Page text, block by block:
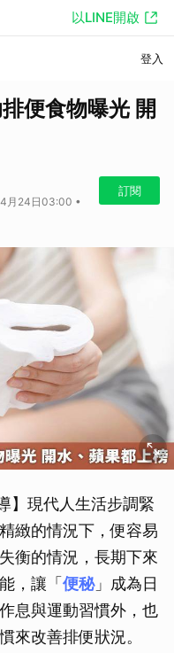
以LINE開啟
登入
便食物曝光 開
月24日03:00 •
訂閱
】現代人生活步調緊
緻的情況下，便容易
衡的情況，長期下來
，讓「 便秘」成為日
息與運動習慣外，也
來改善排便狀況。